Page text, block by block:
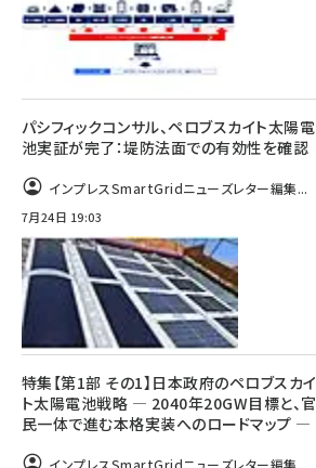
パシフィックコンサル、ペロブスカイト太陽電
池実証が完了：堤防法面での有効性を確認
インプレスSmartGridニューズレター編集...
7月24日 19:03
特集【第1部 その1】日本政府のペロブスカイ
ト太陽電池戦略 ― 2040年20GW目標と、官
民一体で進む本格実装へのロードマップ ―
インプレスSmartGridニューズレター編集...